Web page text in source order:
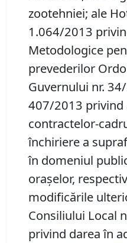
zootehniei; ale
1.064/2013
Metodologice
prevederilor
Guvernului nr.
407/2013 privind
contractelor-
închiriere a
în domeniul
oraşelor,
modificările
Consiliului Local
privind darea în